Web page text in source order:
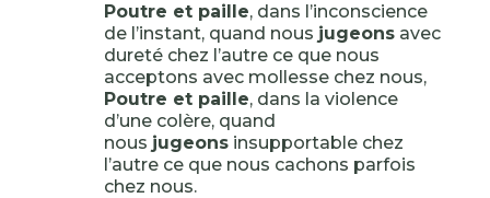
Poutre et paille, dans l’inconscience
de l’instant, quand nous jugeonsavec
dureté chez l’autre ce que nous
acceptons avec mollesse chez nous,
Poutre et paille, dans la violence
d’une colère, quand
nous jugeonsinsupportable chez
l’autre ce que nous cachons parfois
chez nous.